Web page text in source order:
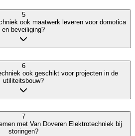
5
ook maatwerk leveren voor domotica
en beveiliging?
6
ook geschikt voor projecten in de
utiliteitsbouw?
7
met Van Doveren Elektrotechniek bij
storingen?